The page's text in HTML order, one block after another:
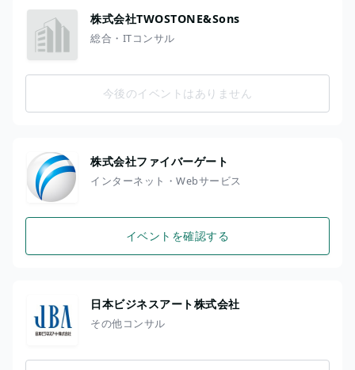
株式会社TWOSTONE&Sons
総合・ITコンサル
今後のイベントはありません
株式会社ファイバーゲート
インターネット・Webサービス
イベントを確認する
日本ビジネスアート株式会社
その他コンサル